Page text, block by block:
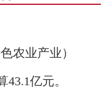
农业产业）
亿元。